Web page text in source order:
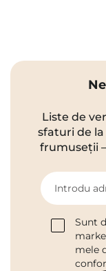
Liste de
sfaturi de
frumuseții
Introdu
Sunt
mele